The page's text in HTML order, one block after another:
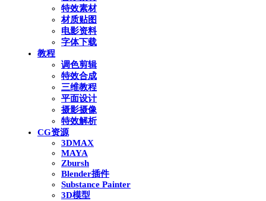
特效素材
材质贴图
电影资料
字体下载
教程
调色剪辑
特效合成
三维教程
平面设计
摄影摄像
特效解析
CG资源
3DMAX
MAYA
Zbursh
Blender插件
Substance Painter
3D模型